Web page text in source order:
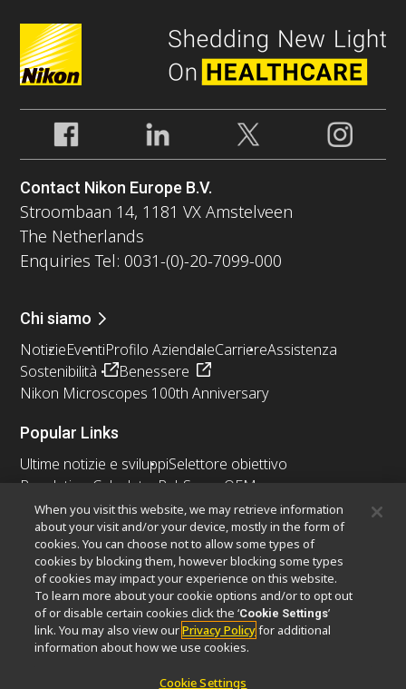
Contact Nikon Europe B.V.
Stroombaan 14, 1181 VX Amstelveen
The Netherlands
Enquiries Tel: 0031-(0)-20-7099-000
Chi siamo
NotizieEventiProfilo AziendaleCarriereAssistenza
Sostenibilità
Benessere
Nikon Microscopes 100th Anniversary
Popular Links
Ultime notizie e sviluppiSelettore obiettivo
Resolution Calculator PubScope OEM
Nikon Small World
MicroscopyU
Altri prodotti Nikon
Prodotti di imaging
Microscopia industriale e metrologia
Sistemi di litografia a semiconduttore
Sistemi di litografia a FPD
When you visit this website, we may retrieve information
about your visit and/or your device, mostly in the form of
cookies. You can choose not to allow some types of
cookies by blocking them, however blocking some types
of cookies may impact your experience on this website.
To learn more about your cookie options and/or to opt out
of or disable certain cookies click the ‘Cookie Settings’
link. You may also view ourPrivacy Policyfor additional
information about how we use cookies.
Cookie Settings